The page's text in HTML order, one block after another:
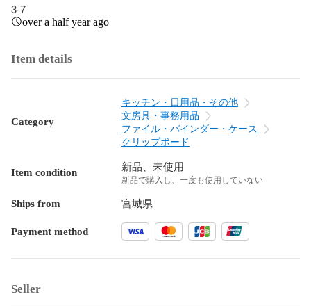
3-7
over a half year ago
Item details
Category
キッチン・日用品・その他
文房具・事務用品
ファイル・バインダー・ケース
クリップボード
Item condition 新品、未使用
新品で購入し、一度も使用していない
Ships from 宮城県
Payment method
Seller